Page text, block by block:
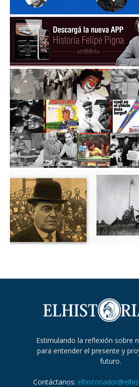
Estimulando la reflexión sobre
para entender el presente y
futuro.
Contáctanos: